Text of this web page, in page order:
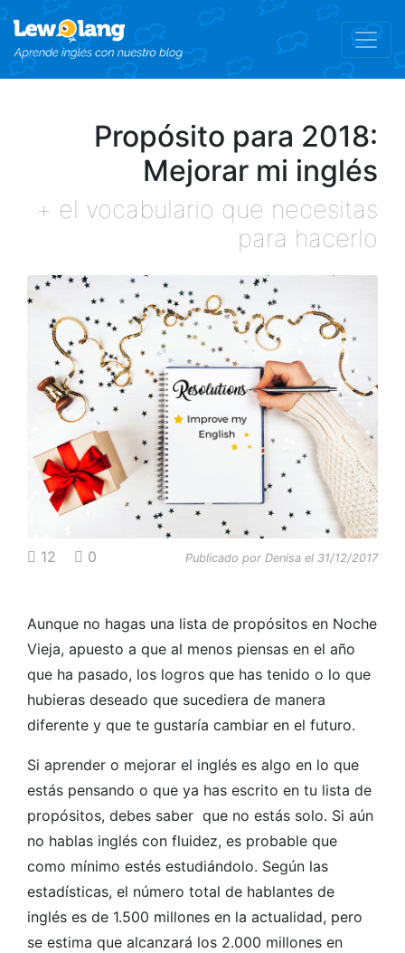
Propósito para 2018:
Mejorar mi inglés
+ el vocabulario que necesitas
para hacerlo
12 0 Publicado por Denisa el 31/12/2017
Aunque no hagas una lista de propósitos en Noche
Vieja, apuesto a que al menos piensas en el año
que ha pasado, los logros que has tenido o lo que
hubieras deseado que sucediera de manera
diferente y que te gustaría cambiar en el futuro.
Si aprender o mejorar el inglés es algo en lo que
estás pensando o que ya has escrito en tu lista de
propósitos, debes saber que no estás solo. Si aún
no hablas inglés con fluidez, es probable que
como mínimo estés estudiándolo. Según las
estadísticas, el número total de hablantes de
inglés es de 1.500 millones en la actualidad, pero
se estima que alcanzará los 2.000 millones en